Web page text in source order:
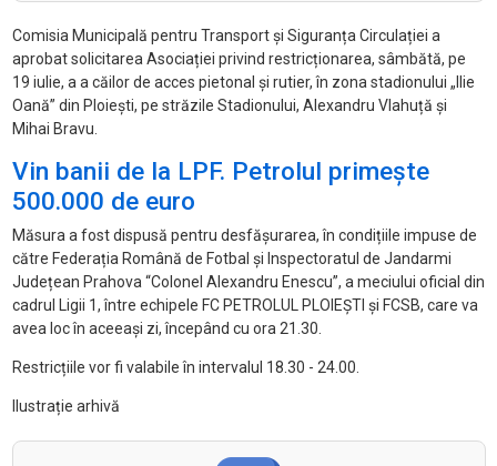
Comisia Municipal ă pentru Transport și Siguranța Circulației a
aprobat solicitarea Asociației privind restricționarea, sâmbătă, pe
19 iulie, a a căilor de acces pietonal și rutier,în zona stadionului „Ilie
Oană” din Ploiești, pe străzile Stadionului, Alexandru Vlahuță și
Mihai Bravu.
Vin banii de la LPF. Petrolul primește
500.000 de euro
Măsura a fost dispusă pentru desfășurarea,în condițiile impuse de
către Federația Română de Fotbal și Inspectoratul de Jandarmi
Județean Prahova “Colonel Alexandru Enescu”, a meciului oficial din
cadrul Ligii 1,între echipele FC PETROLUL PLOIEȘTI și FCSB, care va
avea locîn aceeași zi,începând cu ora 21.30.
Restricțiile vor fi valabile în intervalul 18.30 - 24.00.
Ilustrație arhivă